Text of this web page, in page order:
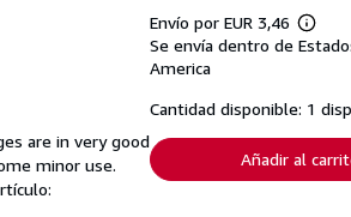
are in very good
minor use.
Envío por EUR 3,46
Más
tarifas
de
envío
Se envía dentro de
America
Cantidad disponible: 1
Añadir al